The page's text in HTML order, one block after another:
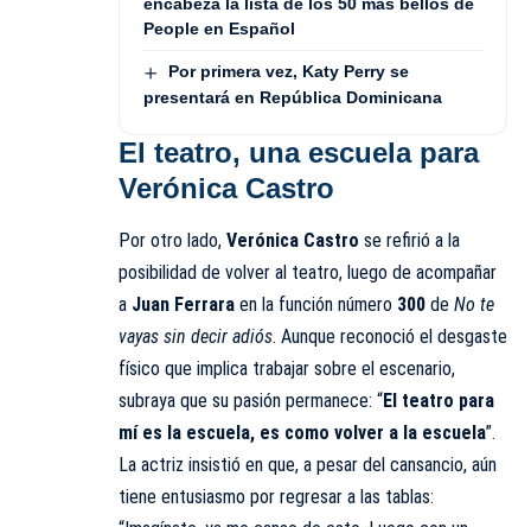
encabeza la lista de los 50 más bellos de
People en Español
Por primera vez, Katy Perry se
presentará en República Dominicana
El teatro, una escuela para
Verónica Castro
Por otro lado, Verónica Castro se refirió a la
posibilidad de volver al teatro, luego de acompañar
a Juan Ferrara en la función número 300 de No te
vayas sin decir adiós. Aunque reconoció el desgaste
físico que implica trabajar sobre el escenario,
subraya que su pasión permanece: “El teatro para
mí es la escuela, es como volver a la escuela”.
La actriz insistió en que, a pesar del cansancio, aún
tiene entusiasmo por regresar a las tablas: